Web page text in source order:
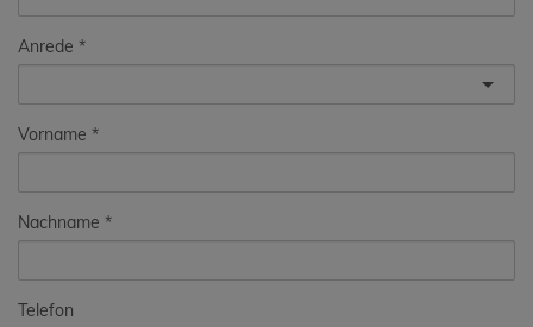
Anrede
Vorname
Nachname
Telefon